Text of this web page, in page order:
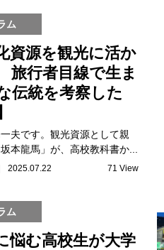
ム
資源を観光に活か
行者目線で生ま
伝統を考察した
夫です。観光資源として親
本龍馬」が、高校教科書か...
2025.07.22 71 View
ム
悩む高校生が大学